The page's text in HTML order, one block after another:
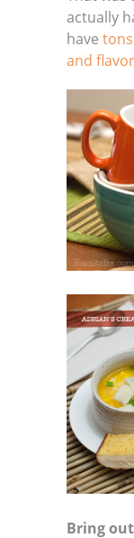
actually
have
and
Bring